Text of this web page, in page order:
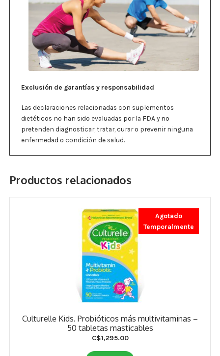
Exclusión de garantías y responsabilidad
Las declaraciones relacionadas con suplementos
dietéticos no han sido evaluadas por la FDA y no
pretenden diagnosticar, tratar, curar o prevenir ninguna
enfermedad o condición de salud.
Productos relacionados
Culturelle Kids. Probióticos más multivitaminas –
50 tabletas masticables
Agotado
Temporalmente
C$1,295.00